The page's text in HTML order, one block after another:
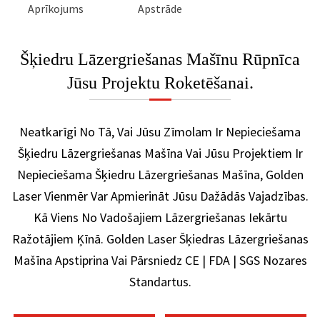
Aprīkojums
Apstrāde
Šķiedru Lāzergriešanas Mašīnu Rūpnīca
Jūsu Projektu Roketēšanai.
Neatkarīgi No Tā, Vai Jūsu Zīmolam Ir Nepieciešama
Šķiedru Lāzergriešanas Mašīna Vai Jūsu Projektiem Ir
Nepieciešama Šķiedru Lāzergriešanas Mašīna, Golden
Laser Vienmēr Var Apmierināt Jūsu Dažādās Vajadzības.
Kā Viens No Vadošajiem Lāzergriešanas Iekārtu
Ražotājiem Ķīnā. Golden Laser Šķiedras Lāzergriešanas
Mašīna Apstiprina Vai Pārsniedz CE | FDA | SGS Nozares
Standartus.